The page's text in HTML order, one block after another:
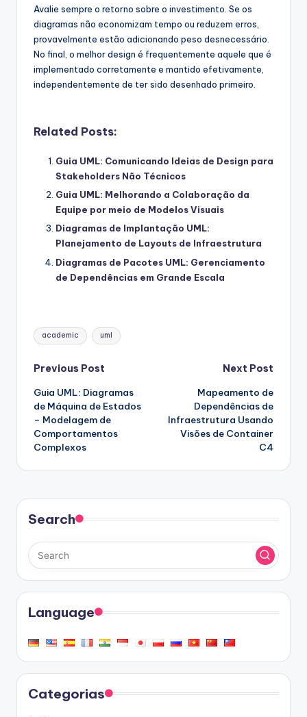
Avalie sempre o retorno sobre o investimento. Se os
diagramas não economizam tempo ou reduzem erros,
provavelmente estão adicionando peso desnecessário.
No final, o melhor design é frequentemente aquele que é
implementado corretamente e mantido efetivamente,
independentemente de ter sido desenhado primeiro.
Related Posts:
Guia UML: Comunicando Ideias de Design para
Stakeholders Não Técnicos
Guia UML: Melhorando a Colaboração da
Equipe por meio de Modelos Visuais
Diagramas de Implantação UML:
Planejamento de Layouts de Infraestrutura
Diagramas de Pacotes UML: Gerenciamento
de Dependências em Grande Escala
Tags:
academic uml
Post
navigation
Previous Post
Guia UML: Diagramas
de Máquina de Estados
– Modelagem de
Comportamentos
Complexos
Next Post
Mapeamento de
Dependências de
Infraestrutura Usando
Visões de Container
C4
Search
Language
Categorias